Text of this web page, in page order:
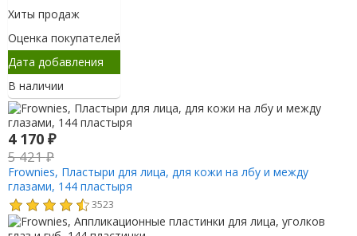
Хиты продаж
Оценка покупателей
Дата добавления
В наличии
4 170 ₽
5 421₽
Frownies, Пластыри для лица, для кожи на лбу и между
глазами, 144 пластыря
3523